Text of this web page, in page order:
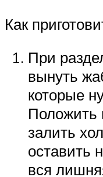
Как
При
вынуть
которые
Положить
залить
оставить
вся